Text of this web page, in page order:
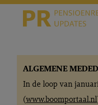
ALGEMENE
In de loop van
(www.boomportaal.nl